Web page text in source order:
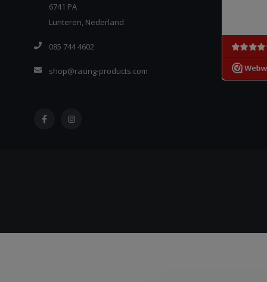
6741 PA
Lunteren, Nederland
085 744 4602
shop@racing-products.com